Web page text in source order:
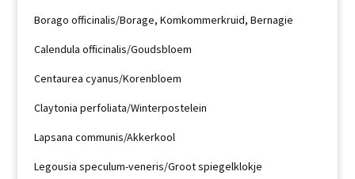
Borago officinalis/Borage, Komkommerkruid, Bernagie
Calendula officinalis/Goudsbloem
Centaurea cyanus/Korenbloem
Claytonia perfoliata/Winterpostelein
Lapsana communis/Akkerkool
Legousia speculum-veneris/Groot spiegelklokje